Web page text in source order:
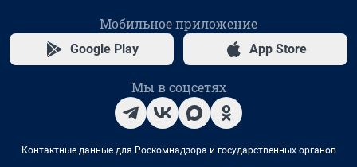
Мобильное приложение
Google Play App Store
Мы в соцсетях
Контактные данные для Роскомнадзора и государственных органов